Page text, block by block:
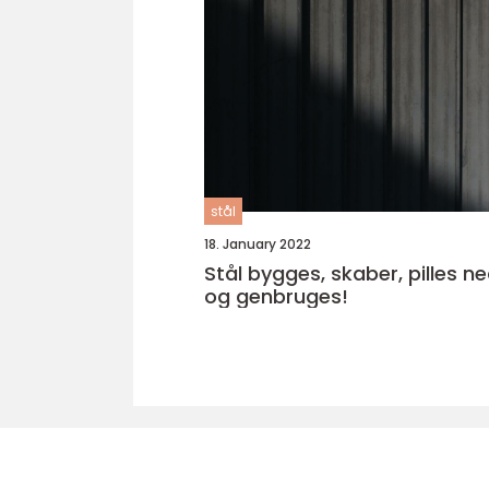
stål
18. January 2022
Stål bygges, skaber, pilles
og genbruges!